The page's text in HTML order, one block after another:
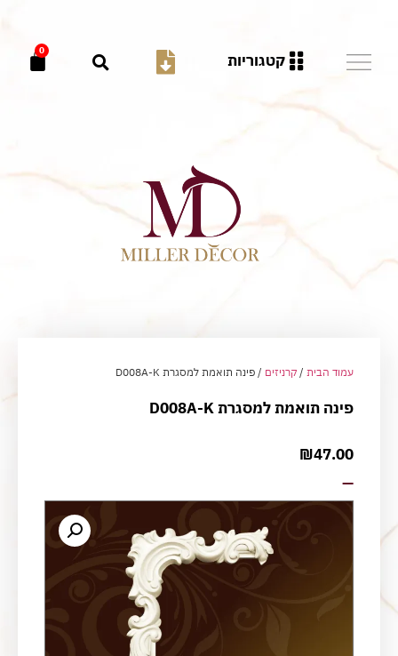
קטגוריות
0
עמוד הבית / קרניזים / פינה תואמת למסגרת D008A-K
פינה תואמת למסגרת D008A-K
₪47.00
—